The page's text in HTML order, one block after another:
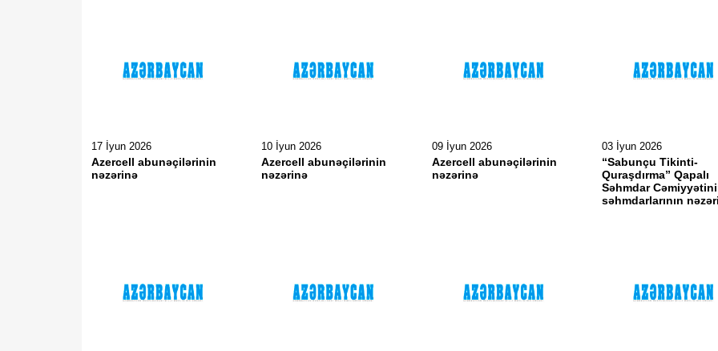
17 İyun 2026
Azercell abunəçilərinin
nəzərinə
10 İyun 2026
Azercell abunəçilərinin
nəzərinə
09 İyun 2026
Azercell abunəçilərinin
nəzərinə
03 İyun 2026
“Sabunçu Tikinti-
Quraşdırma” Qapalı
Səhmdar
səhmdarlarının